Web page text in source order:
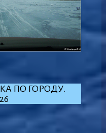
ПО ГОРОДУ.